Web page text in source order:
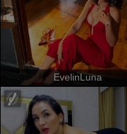
EvelinLuna